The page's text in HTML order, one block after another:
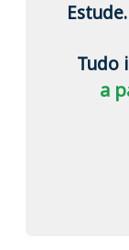
Tudo
a